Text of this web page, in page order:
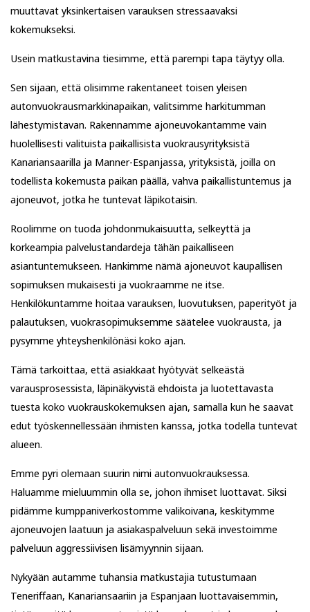
muuttavat yksinkertaisen varauksen stressaavaksi
kokemukseksi.
Usein matkustavina tiesimme, että parempi tapa täytyy olla.
Sen sijaan, että olisimme rakentaneet toisen yleisen
autonvuokrausmarkkinapaikan, valitsimme harkitumman
lähestymistavan. Rakennamme ajoneuvokantamme vain
huolellisesti valituista paikallisista vuokrausyrityksistä
Kanariansaarilla ja Manner-Espanjassa, yrityksistä, joilla on
todellista kokemusta paikan päällä, vahva paikallistuntemus ja
ajoneuvot, jotka he tuntevat läpikotaisin.
Roolimme on tuoda johdonmukaisuutta, selkeyttä ja
korkeampia palvelustandardeja tähän paikalliseen
asiantuntemukseen. Hankimme nämä ajoneuvot kaupallisen
sopimuksen mukaisesti ja vuokraamme ne itse.
Henkilökuntamme hoitaa varauksen, luovutuksen, paperityöt ja
palautuksen, vuokrasopimuksemme säätelee vuokrausta, ja
pysymme yhteyshenkilönäsi koko ajan.
Tämä tarkoittaa, että asiakkaat hyötyvät selkeästä
varausprosessista, läpinäkyvistä ehdoista ja luotettavasta
tuesta koko vuokrauskokemuksen ajan, samalla kun he saavat
edut työskennellessään ihmisten kanssa, jotka todella tuntevat
alueen.
Emme pyri olemaan suurin nimi autonvuokrauksessa.
Haluamme mieluummin olla se, johon ihmiset luottavat. Siksi
pidämme kumppaniverkostomme valikoivana, keskitymme
ajoneuvojen laatuun ja asiakaspalveluun sekä investoimme
palveluun aggressiivisen lisämyynnin sijaan.
Nykyään autamme tuhansia matkustajia tutustumaan
Teneriffaan, Kanariansaariin ja Espanjaan luottavaisemmin,